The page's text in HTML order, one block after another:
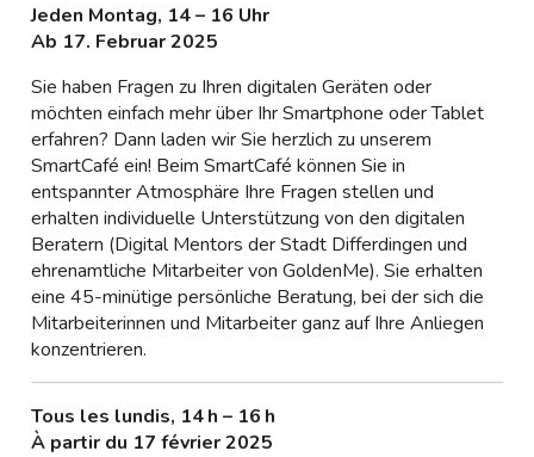
Jeden Montag, 14 – 16 Uhr
Ab 17. Februar 2025
Sie haben Fragen zu Ihren digitalen Geräten oder
möchten einfach mehr über Ihr Smartphone oder Tablet
erfahren? Dann laden wir Sie herzlich zu unserem
SmartCafé ein! Beim SmartCafé können Sie in
entspannter Atmosphäre Ihre Fragen stellen und
erhalten individuelle Unterstützung von den digitalen
Beratern (Digital Mentors der Stadt Differdingen und
ehrenamtliche Mitarbeiter von GoldenMe). Sie erhalten
eine 45-minütige persönliche Beratung, bei der sich die
Mitarbeiterinnen und Mitarbeiter ganz auf Ihre Anliegen
konzentrieren.
Tous les lundis, 14 h – 16 h
À partir du 17 février 2025